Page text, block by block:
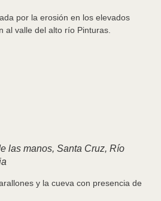
por la erosión en los elevados
al valle del alto río Pinturas.
las manos, Santa Cruz, Río
y la cueva con presencia de